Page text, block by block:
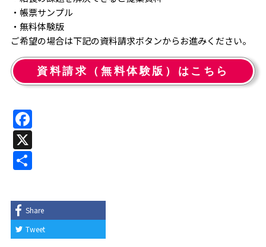
・帳票サンプル
・無料体験版
ご希望の場合は下記の資料請求ボタンからお進みください。
資料請求（無料体験版）はこちら
F
a
c
e
b
o
o
X
共
Share
Tweet